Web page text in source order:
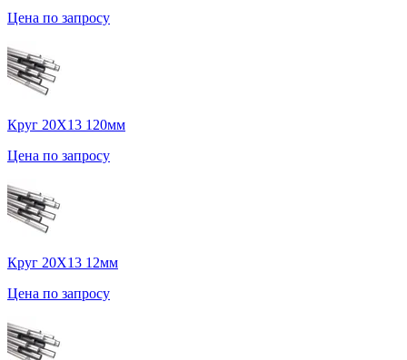
Цена по запросу
Круг 20Х13 120мм
Цена по запросу
Круг 20Х13 12мм
Цена по запросу